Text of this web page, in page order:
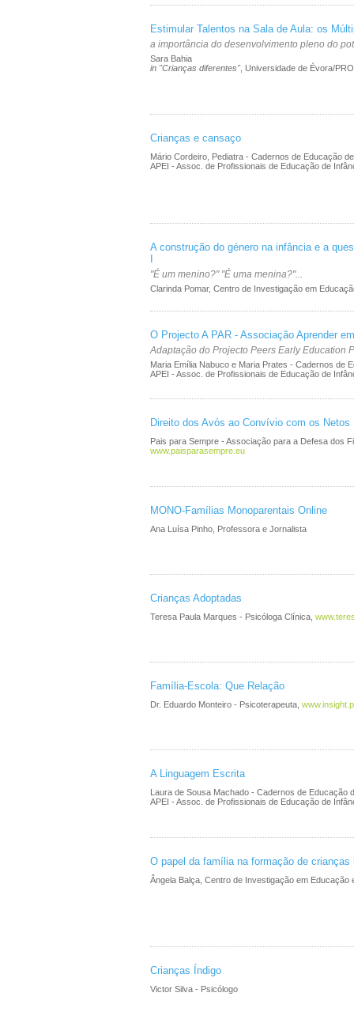
Estimular Talentos na Sala de Aula: os
a importância do desenvolvimento pleno do
Sara Bahia
in "Crianças diferentes", Universidade de Évora/
Crianças e cansaço
Mário Cordeiro, Pediatra - Cadernos de Educação
APEI - Assoc. de Profissionais de Educação de
A construção do género na infância e a
"É um menino?" "É uma menina?"...
Clarinda Pomar, Centro de Investigação em
O Projecto A PAR - Associação Aprender
Adaptação do Projecto Peers Early Education
Maria Emília Nabuco e Maria Prates - Cadernos de
APEI - Assoc. de Profissionais de Educação de
Direito dos Avós ao Convívio com os Netos
Pais para Sempre - Associação para a Defesa dos
www.paisparasempre.eu
MONO-Famílias Monoparentais Online
Ana Luísa Pinho, Professora e Jornalista
Crianças Adoptadas
Teresa Paula Marques - Psicóloga Clínica,
Família-Escola: Que Relação
Dr. Eduardo Monteiro - Psicoterapeuta,
A Linguagem Escrita
Laura de Sousa Machado - Cadernos de Educação
APEI - Assoc. de Profissionais de Educação de
O papel da família na formação de crianças
Ângela Balça, Centro de Investigação em Educação
Crianças Índigo
Victor Silva - Psicólogo